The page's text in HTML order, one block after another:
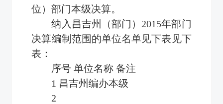
位）部门本级决算。
纳入昌吉州（部门）2015年部门
决算编制范围的单位名单见下表见下
表：
序号 单位名称 备注
1 昌吉州编办本级
2